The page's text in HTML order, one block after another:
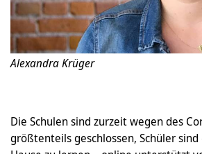
Alexandra Krüger
Die Schulen sind zurzeit wegen des
größtenteils geschlossen, Schüler sind